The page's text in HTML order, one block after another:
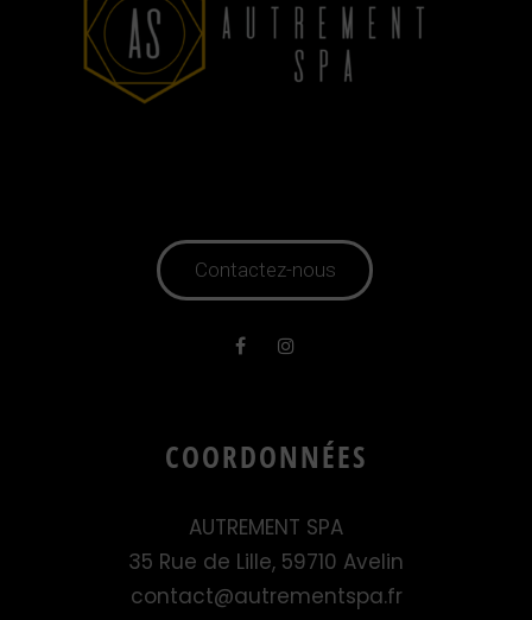
Contactez-nous
COORDONNÉES
AUTREMENT SPA
35 Rue de Lille, 59710 Avelin
contact@autrementspa.fr